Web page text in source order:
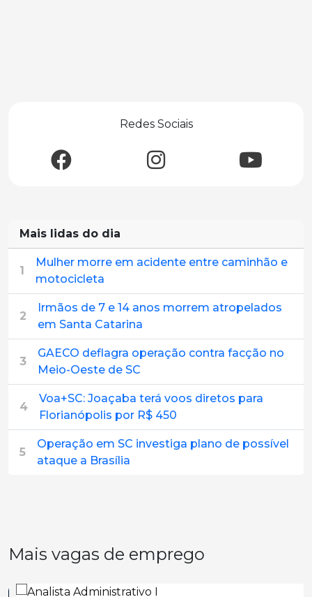
Redes Sociais
Mais lidas do dia
1
Mulher morre em acidente entre caminhão e
motocicleta
2
Irmãos de 7 e 14 anos morrem atropelados
em Santa Catarina
3
GAECO deflagra operação contra facção no
Meio-Oeste de SC
4
Voa+SC: Joaçaba terá voos diretos para
Florianópolis por R$ 450
5
Operação em SC investiga plano de possível
ataque a Brasília
Mais vagas de emprego